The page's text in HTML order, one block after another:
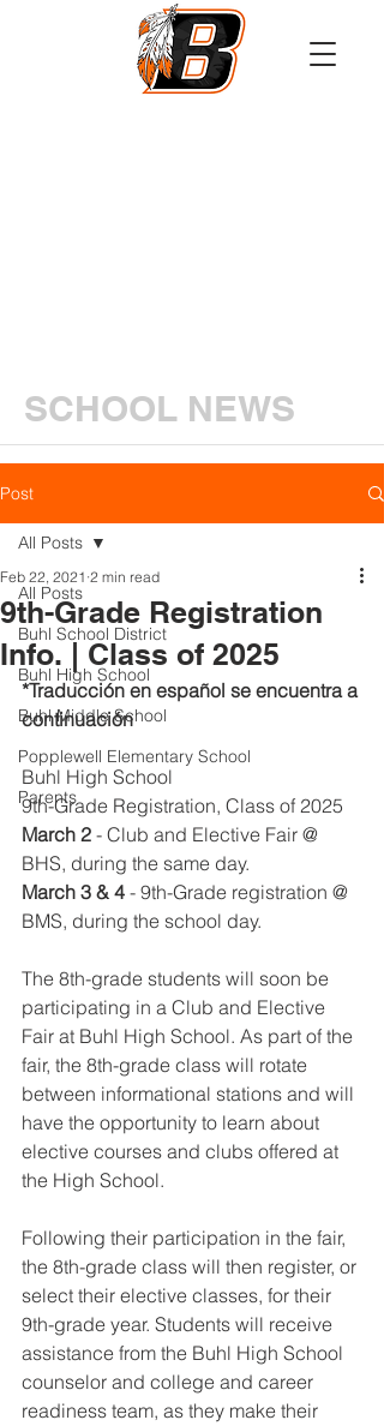
SCHOOL NEWS
Post
All Posts
Buhl School District
Buhl High School
Buhl Middle School
Popplewell Elementary School
Parents
All Posts
9th-Grade Registration
Info. | Class of 2025
Feb 22, 2021 2 min read
*Traducción en español se encuentra a
continuación
Buhl High School
9th-Grade Registration, Class of 2025
March 2 - Club and Elective Fair @
BHS, during the same day.
March 3 & 4 - 9th-Grade registration @
BMS, during the school day.
The 8th-grade students will soon be
participating in a Club and Elective
Fair at Buhl High School. As part of the
fair, the 8th-grade class will rotate
between informational stations and will
have the opportunity to learn about
elective courses and clubs offered at
the High School.
Following their participation in the fair,
the 8th-grade class will then register, or
select their elective classes, for their
9th-grade year. Students will receive
assistance from the Buhl High School
counselor and college and career
readiness team, as they make their